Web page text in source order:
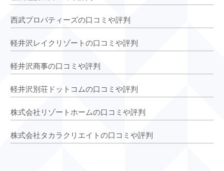
西武プロパティーズの口コミや評判
軽井沢レイクリゾートの口コミや評判
軽井沢商事の口コミや評判
軽井沢別荘ドットコムの口コミや評判
株式会社リゾートホームの口コミや評判
株式会社タカラクリエイトの口コミや評判